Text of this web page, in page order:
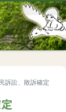
訴訟、敗訴確定